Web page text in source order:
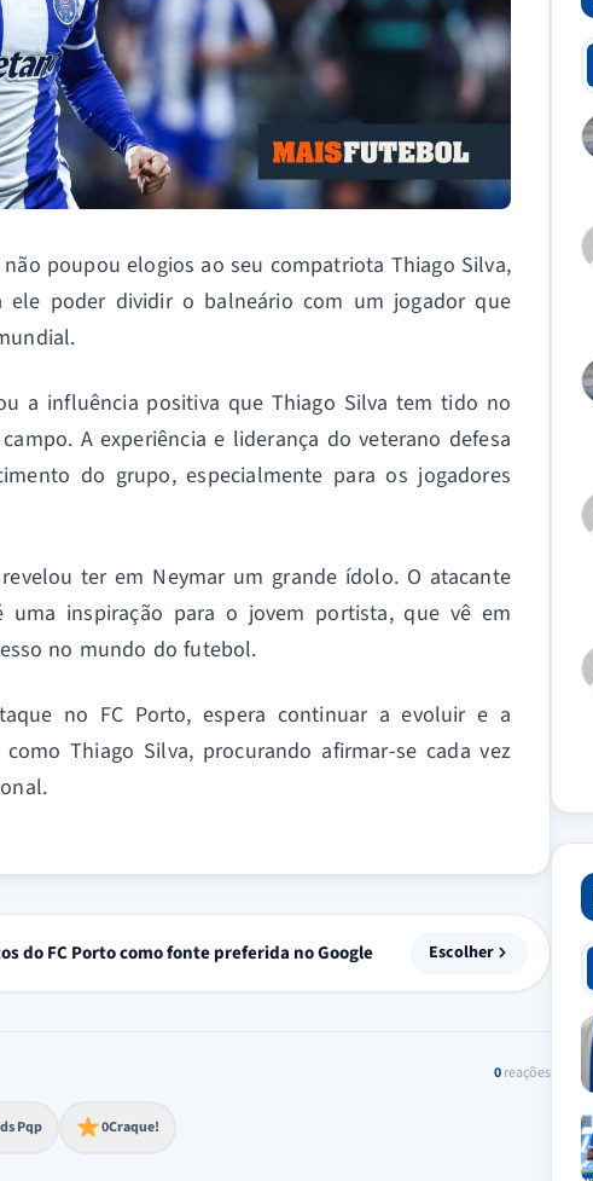
poupou elogios ao seu compatriota Thiago Silva,
ele poder dividir o balneário com um jogador que
a influência positiva que Thiago Silva tem tido no
A experiência e liderança do veterano defesa
do grupo, especialmente para os jogadores
ter em Neymar um grande ídolo. O atacante
inspiração para o jovem portista, que vê em
no mundo do futebol.
no FC Porto, espera continuar a evoluir e a
Thiago Silva, procurando afirmar-se cada vez
do FC Porto como fonte preferida no Google Escolher
0reações
Pqp
extremo 0Craque!